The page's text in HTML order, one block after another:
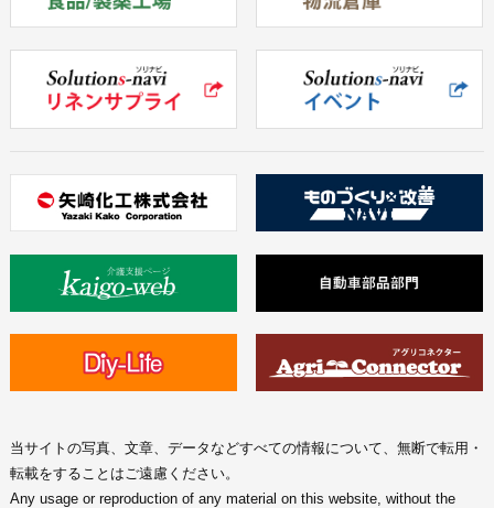
当サイトの写真、文章、データなどすべての情報について、無断で転用・
転載をすることはご遠慮ください。
Any usage or reproduction of any material on this website, without the